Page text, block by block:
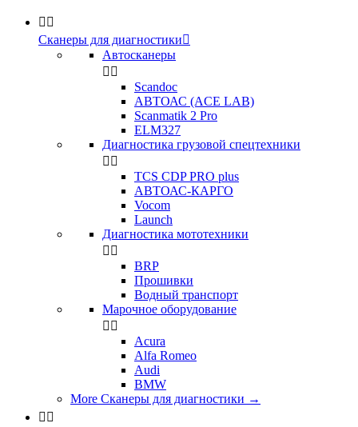
 
Сканеры для диагностики
Автосканеры
 
Scandoc
АВТОАС (ACE LAB)
Scanmatik 2 Pro
ELM327
Диагностика грузовой спецтехники
 
TCS CDP PRO plus
АВТОАС-КАРГО
Vocom
Launch
Диагностика мототехники
 
BRP
Прошивки
Водный транспорт
Марочное оборудование
 
Acura
Alfa Romeo
Audi
BMW
More Сканеры для диагностики →
 